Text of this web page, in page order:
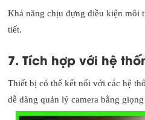
Khả năng chịu đựng điều kiện môi
tiết.
7. Tích hợp với hệ
Thiết bị có thể kết nối với các hệ
dễ dàng quản lý camera bằng